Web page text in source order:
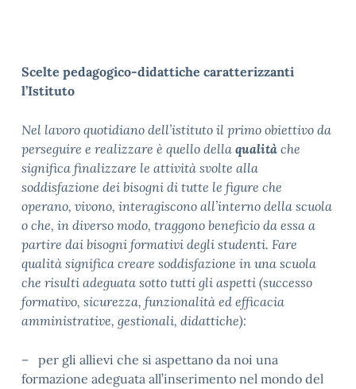
Scelte pedagogico-didattiche caratterizzanti
l’Istituto
Nel lavoro quotidiano dell’istituto il primo obiettivo da
perseguire e realizzare è quello della qualità che
significa finalizzare le attività svolte alla
soddisfazione dei bisogni di tutte le figure che
operano, vivono, interagiscono all’interno della scuola
o che, in diverso modo, traggono beneficio da essa a
partire dai bisogni formativi degli studenti. Fare
qualità significa creare soddisfazione in una scuola
che risulti adeguata sotto tutti gli aspetti (successo
formativo, sicurezza, funzionalità ed efficacia
amministrative, gestionali, didattiche):
– per gli allievi che si aspettano da noi una
formazione adeguata all’inserimento nel mondo del